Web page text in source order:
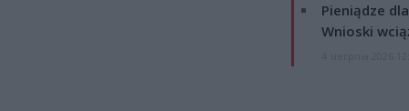
Pieniądze
Wnioski